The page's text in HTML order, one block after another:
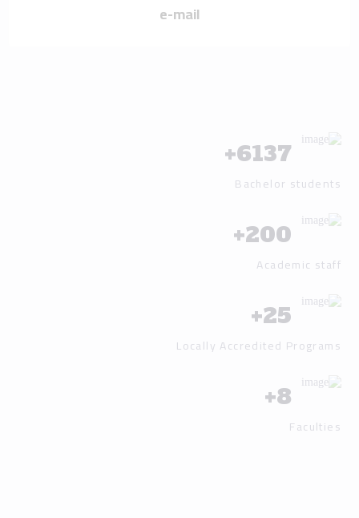
e-mail
6137
+
Bachelor students
200
+
Academic staff
25
+
Locally Accredited Programs
8
+
Faculties